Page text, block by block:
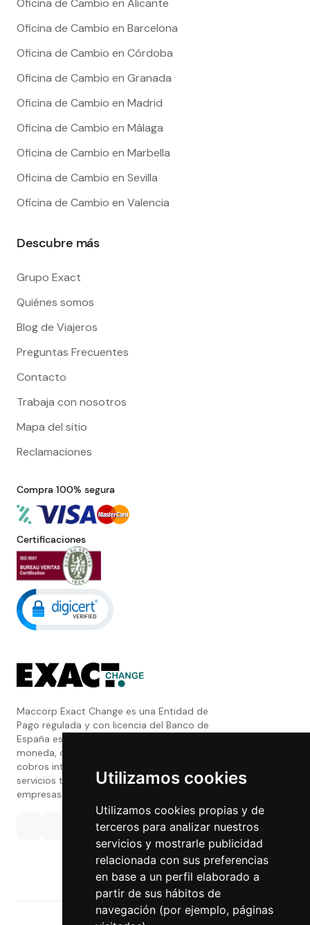
Utilizamos cookies
Utilizamos cookies propias y de
terceros para analizar nuestros
servicios y mostrarle publicidad
relacionada con sus preferencias
en base a un perfil elaborado a
partir de sus hábitos de
navegación (por ejemplo, páginas
Oficina de Cambio en Alicante
Oficina de Cambio en Barcelona
Oficina de Cambio en Córdoba
Oficina de Cambio en Granada
Oficina de Cambio en Madrid
Oficina de Cambio en Málaga
Oficina de Cambio en Marbella
Oficina de Cambio en Sevilla
Oficina de Cambio en Valencia
Descubre más
Grupo Exact
Quiénes somos
Blog de Viajeros
Preguntas Frecuentes
Contacto
Trabaja con nosotros
Mapa del sitio
Reclamaciones
Compra 100% segura
Certificaciones
Maccorp Exact Change es una Entidad de
Pago regulada y con licencia del Banco de
España especializada en cambio de
moneda, divisas, transferencias, pagos y
cobros internacionales que presta estos
servicios tanto a particulares como a
empresas.